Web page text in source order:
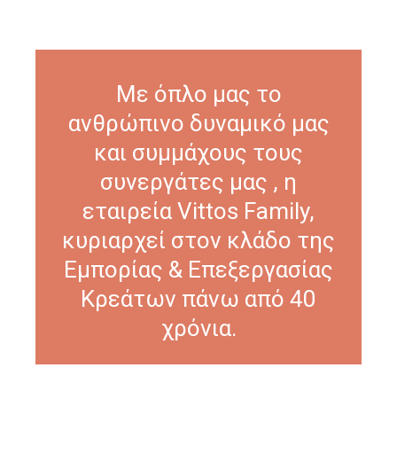
Με όπλο μας το
ανθρώπινο δυναμικό μας
και συμμάχους τους
συνεργάτες μας , η
εταιρεία Vittos Family,
κυριαρχεί στον κλάδο της
Εμπορίας & Επεξεργασίας
Κρεάτων πάνω από 40
χρόνια.